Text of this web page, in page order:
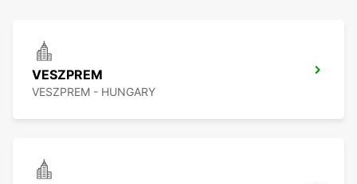
VESZPREM
VESZPREM - HUNGARY